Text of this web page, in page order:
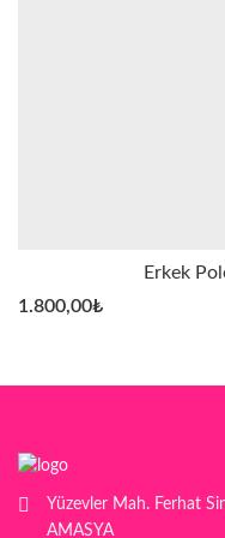
Erkek
1.800,00₺
Yüzevler Mah. Ferhat
AMASYA